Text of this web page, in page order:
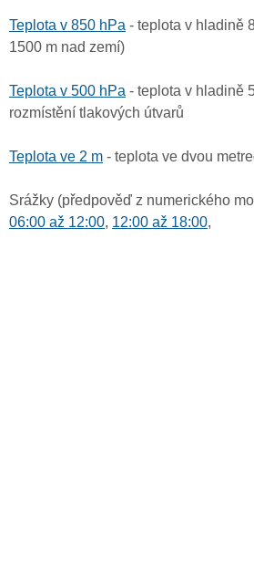
Teplota v 850 hPa - teplota v hladině
1500 m nad zemí)
Teplota v 500 hPa - teplota v hladině
rozmístění tlakových útvarů
Teplota ve 2 m - teplota ve dvou
Srážky (předpověď z numerického
06:00 až 12:00, 12:00 až 18:00,